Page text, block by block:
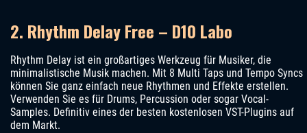
2. Rhythm Delay Free – D10 Labo
Rhythm Delay ist ein großartiges Werkzeug für Musiker, die
minimalistische Musik machen. Mit 8 Multi Taps und Tempo Syncs
können Sie ganz einfach neue Rhythmen und Effekte erstellen.
Verwenden Sie es für Drums, Percussion oder sogar Vocal-
Samples. Definitiv eines der besten kostenlosen VST-Plugins auf
dem Markt.